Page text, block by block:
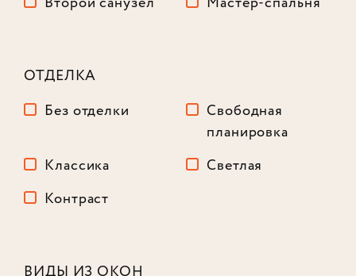
ОТДЕЛКА
Без отделки
Свободная
планировка
Классика
Светлая
Контраст